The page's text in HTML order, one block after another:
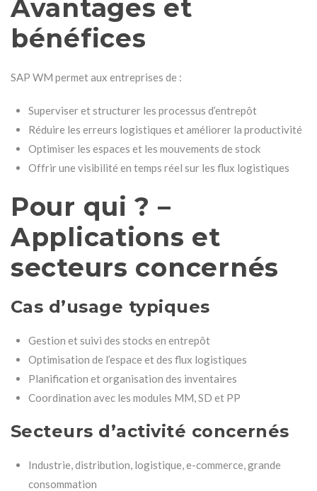
Avantages et
bénéfices
SAP WM permet aux entreprises de :
Superviser et structurer les processus d’entrepôt
Réduire les erreurs logistiques et améliorer la productivité
Optimiser les espaces et les mouvements de stock
Offrir une visibilité en temps réel sur les flux logistiques
Pour qui ? –
Applications et
secteurs concernés
Cas d’usage typiques
Gestion et suivi des stocks en entrepôt
Optimisation de l’espace et des flux logistiques
Planification et organisation des inventaires
Coordination avec les modules MM, SD et PP
Secteurs d’activité concernés
Industrie, distribution, logistique, e-commerce, grande
consommation